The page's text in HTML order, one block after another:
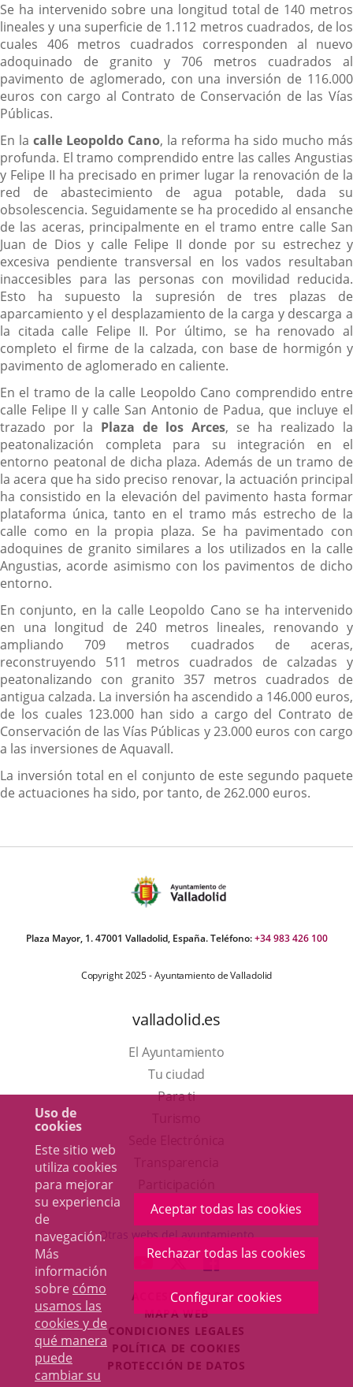
Uso de
cookies
Este sitio web
utiliza cookies
para mejorar
su experiencia
de
navegación.
Más
información
sobre cómo
usamos las
cookies y de
qué manera
puede
cambiar su
Aceptar todas las cookies
Rechazar todas las cookies
Configurar cookies
Se ha intervenido sobre una longitud total de 140 metros
lineales y una superficie de 1.112 metros cuadrados, de los
cuales 406 metros cuadrados corresponden al nuevo
adoquinado de granito y 706 metros cuadrados al
pavimento de aglomerado, con una inversión de 116.000
euros con cargo al Contrato de Conservación de las Vías
Públicas.
En la calle Leopoldo Cano, la reforma ha sido mucho más
profunda. El tramo comprendido entre las calles Angustias
y Felipe II ha precisado en primer lugar la renovación de la
red de abastecimiento de agua potable, dada su
obsolescencia. Seguidamente se ha procedido al ensanche
de las aceras, principalmente en el tramo entre calle San
Juan de Dios y calle Felipe II donde por su estrechez y
excesiva pendiente transversal en los vados resultaban
inaccesibles para las personas con movilidad reducida.
Esto ha supuesto la supresión de tres plazas de
aparcamiento y el desplazamiento de la carga y descarga a
la citada calle Felipe II. Por último, se ha renovado al
completo el firme de la calzada, con base de hormigón y
pavimento de aglomerado en caliente.
En el tramo de la calle Leopoldo Cano comprendido entre
calle Felipe II y calle San Antonio de Padua, que incluye el
trazado por la Plaza de los Arces, se ha realizado la
peatonalización completa para su integración en el
entorno peatonal de dicha plaza. Además de un tramo de
la acera que ha sido preciso renovar, la actuación principal
ha consistido en la elevación del pavimento hasta formar
plataforma única, tanto en el tramo más estrecho de la
calle como en la propia plaza. Se ha pavimentado con
adoquines de granito similares a los utilizados en la calle
Angustias, acorde asimismo con los pavimentos de dicho
entorno.
En conjunto, en la calle Leopoldo Cano se ha intervenido
en una longitud de 240 metros lineales, renovando y
ampliando 709 metros cuadrados de aceras,
reconstruyendo 511 metros cuadrados de calzadas y
peatonalizando con granito 357 metros cuadrados de
antigua calzada. La inversión ha ascendido a 146.000 euros,
de los cuales 123.000 han sido a cargo del Contrato de
Conservación de las Vías Públicas y 23.000 euros con cargo
a las inversiones de Aquavall.
La inversión total en el conjunto de este segundo paquete
de actuaciones ha sido, por tanto, de 262.000 euros.
Plaza Mayor, 1. 47001 Valladolid, España. Teléfono:+34 983 426 100
Copyright 2025 - Ayuntamiento de Valladolid
valladolid.es
El Ayuntamiento
Tu ciudad
Para ti
en
una
ventana
nueva.
aplicación
externa.
Otras webs del ayuntamiento
ENLACE
A
UNA
APLICACIÓN
EXTERNA.
ENLACE
A
UNA
APLICACIÓN
EXTERNA.
ENLACE
A
UNA
EXTERNA.
ACCESIBILIDAD
MAPA WEB
CONDICIONES LEGALES
POLÍTICA DE COOKIES
PROTECCIÓN DE DATOS